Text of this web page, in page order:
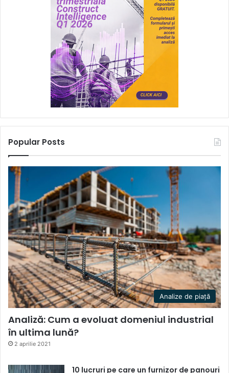
Popular Posts
Analize de piață
Analiză: Cum a evoluat domeniul industrial
în ultima lună?
2 aprilie 2021
10 lucruri pe care un furnizor de panouri